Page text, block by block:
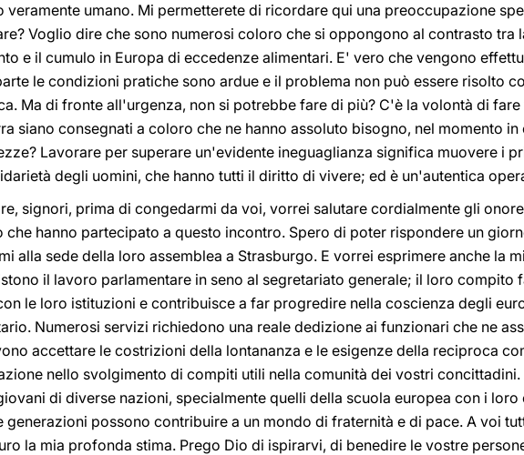
veramente umano. Mi permetterete di ricordare qui una preoccupazione
Voglio dire che sono numerosi coloro che si oppongono al contrasto
e il cumulo in Europa di eccedenze alimentari. E' vero che vengono
le condizioni pratiche sono ardue e il problema non può essere risolto
Ma di fronte all'urgenza, non si potrebbe fare di più? C'è la volontà di
siano consegnati a coloro che ne hanno assoluto bisogno, nel momento
Lavorare per superare un'evidente ineguaglianza significa muovere i
degli uomini, che hanno tutti il diritto di vivere; ed è un'autentica
signori, prima di congedarmi da voi, vorrei salutare cordialmente gli
che hanno partecipato a questo incontro. Spero di poter rispondere un
alla sede della loro assemblea a Strasburgo. E vorrei esprimere anche la
il lavoro parlamentare in seno al segretariato generale; il loro compito
le loro istituzioni e contribuisce a far progredire nella coscienza degli
Numerosi servizi richiedono una reale dedizione ai funzionari che ne
accettare le costrizioni della lontananza e le esigenze della reciproca
nello svolgimento di compiti utili nella comunità dei vostri concittadini.
di diverse nazioni, specialmente quelli della scuola europea con i
generazioni possono contribuire a un mondo di fraternità e di pace. A voi
la mia profonda stima. Prego Dio di ispirarvi, di benedire le vostre